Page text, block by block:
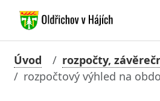
Úvod
rozpočty,
rozpočtový výhled na